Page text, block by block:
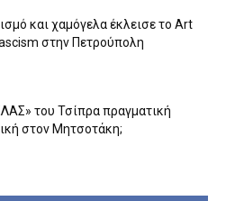
και χαμόγελα έκλεισε το Art
στην Πετρούπολη
του Τσίπρα πραγματική
στον Μητσοτάκη;